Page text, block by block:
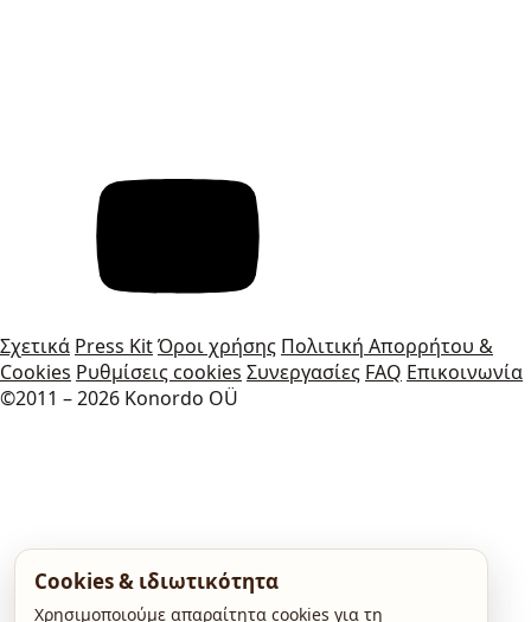
Σχετικά Press KitΌροι χρήσης Πολιτική Απορρήτου &
Cookies Ρυθμίσεις cookies Συνεργασίες FAQ Επικοινωνία
©2011 – 2026 Konordo OÜ
Cookies & ιδιωτικότητα
Χρησιμοποιούμε απαραίτητα cookies για τη